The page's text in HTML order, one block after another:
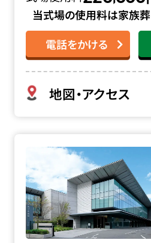
当式場の使用料は家族
電話をかける
地図・アクセス
四ツ木斎場の詳細へ